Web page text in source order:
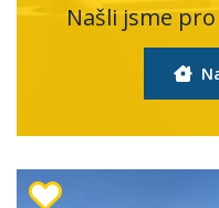
Našli jsme